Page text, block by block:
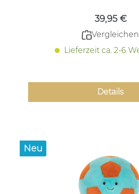
39,95 €
Vergleichen
Lieferzeit ca. 2-6
Details
Neu